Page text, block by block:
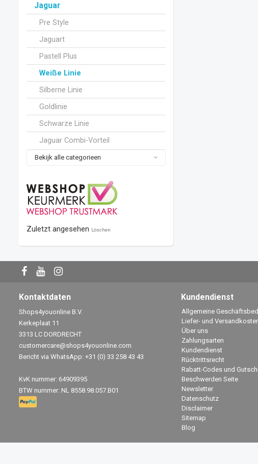
Jaguar
Pre Style
Jaguart
Pastell Plus
Weiße Linie
Silberne Linie
Goldlinie
Schwarze Linie
Jaguar Combi-Vorteil
Bekijk alle categorieen
Zuletzt angesehen Löschen
Kontaktdaten
Shops4youonline B.V.
Kerkeplaat 11
3313 LC DORDRECHT
customercare@shops4youonline.com
Bericht via WhatsApp: +31 (0) 33 258 43 43
KvK nummer: 64909395
BTW nummer: NL 8558.98.057.B01
Kundendienst
Allgemeine
Liefer- und
Über uns
Zahlungsarten
Kundendienst
Rücktrittsrecht
Rabatt-Codes und
Beschwerden Seite
Newsletter
Datenschutz
Disclaimer
Sitemap
Blog